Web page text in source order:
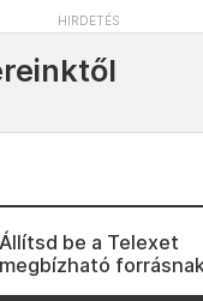
Állítsd be a Telexet
megbízható